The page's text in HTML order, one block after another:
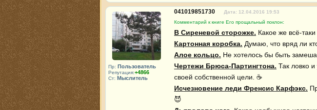
Пр: Пользователь
Репутация:+4866
Ст: Мыслитель
041019851730
Дата: 12.04.2016 19:53
Комментарий к книге Его прощальный поклон:
В Сиреневой сторожке.
Картонная коробка.
Алое кольцо.
Чертежи Брюса-Партингтона. Так ловко
Исчезновение леди Френсис Карфэкс.